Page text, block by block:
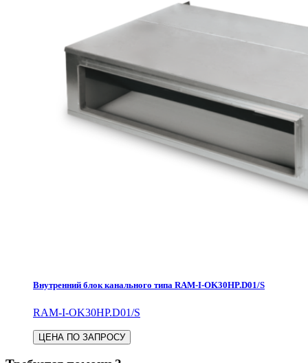
Внутренний блок канального типа RAM-I-OK30HP.D01/S
RAM-I-OK30HP.D01/S
ЦЕНА ПО ЗАПРОСУ